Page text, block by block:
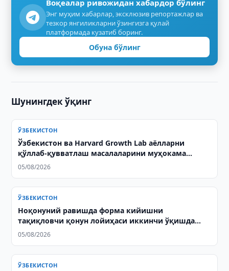
Воқеалар ривожидан хабардор бўлинг
Энг муҳим хабарлар, эксклюзив репортажлар ва
тезкор янгиликларни ўзингизга қулай
платформада кузатиб боринг.
Обуна бўлинг
Шунингдек ўқинг
ЎЗБЕКИСТОН
Ўзбекистон ва Harvard Growth Lab аёлларни
қўллаб-қувватлаш масалаларини муҳокама
қилишди
05/08/2026
ЎЗБЕКИСТОН
Ноқонуний равишда форма кийишни
тақиқловчи қонун лойиҳаси иккинчи ўқишда
қабул қилинди
05/08/2026
ЎЗБЕКИСТОН